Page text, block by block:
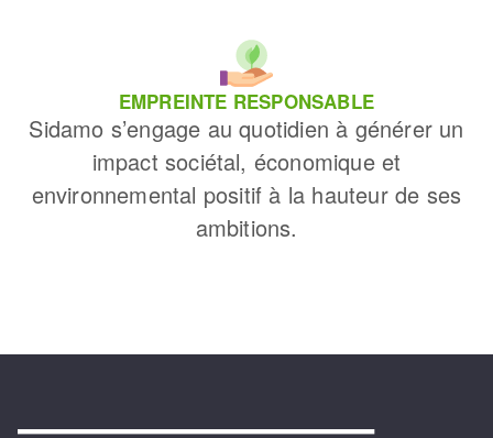
ACT F.I.
21 ROUTE DE ST LOUBES
AMBARES-ET-LAGRAVE , 33440
05 56 06 18 14
AD ALSACE ELECTRO
AD ARMORIQUE
EMPREINTE RESPONSABLE
Sidamo s’engage au quotidien à générer un
impact sociétal, économique et
environnemental positif à la hauteur de ses
ambitions.